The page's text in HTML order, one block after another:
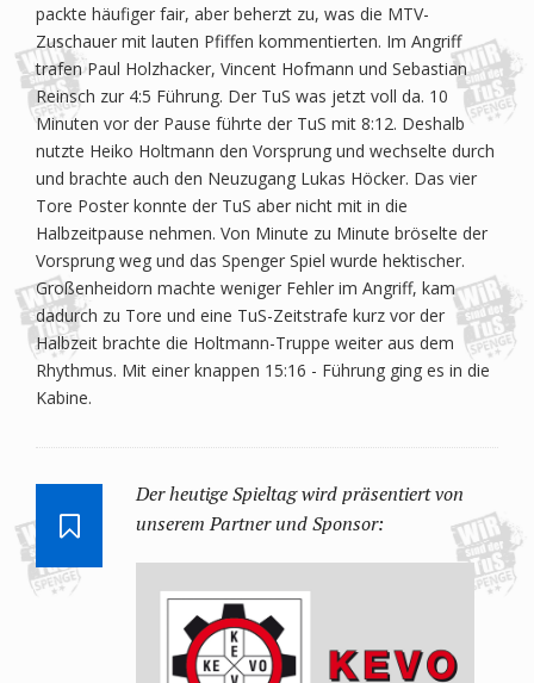
packte häufiger fair, aber beherzt zu, was die MTV-
Zuschauer mit lauten Pfiffen kommentierten. Im Angriff
trafen Paul Holzhacker, Vincent Hofmann und Sebastian
Reinsch zur 4:5 Führung. Der TuS was jetzt voll da. 10
Minuten vor der Pause führte der TuS mit 8:12. Deshalb
nutzte Heiko Holtmann den Vorsprung und wechselte durch
und brachte auch den Neuzugang Lukas Höcker. Das vier
Tore Poster konnte der TuS aber nicht mit in die
Halbzeitpause nehmen. Von Minute zu Minute bröselte der
Vorsprung weg und das Spenger Spiel wurde hektischer.
Großenheidorn machte weniger Fehler im Angriff, kam
dadurch zu Tore und eine TuS-Zeitstrafe kurz vor der
Halbzeit brachte die Holtmann-Truppe weiter aus dem
Rhythmus. Mit einer knappen 15:16 - Führung ging es in die
Kabine.
Der heutige Spieltag wird präsentiert von
unserem Partner und Sponsor: